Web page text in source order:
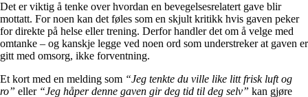
Det er viktig å tenke over hvordan en bevegelsesrelatert gave blir
mottatt. For noen kan det føles som en skjult kritikk hvis gaven peker
for direkte på helse eller trening. Derfor handler det om å velge med
omtanke – og kanskje legge ved noen ord som understreker at gaven er
gitt med omsorg, ikke forventning.
Et kort med en melding som “Jeg tenkte du ville like litt frisk luft og
ro” eller “Jeg håper denne gaven gir deg tid til deg selv” kan gjøre